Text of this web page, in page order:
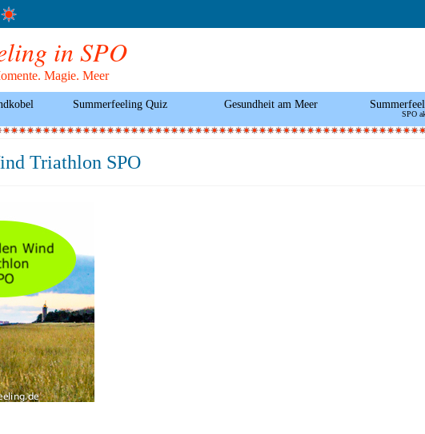
in SPO
Magie. Meer
Summerfeeling Quiz Gesundheit am Meer
SPO
Triathlon SPO